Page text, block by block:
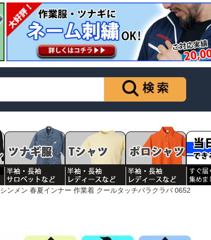
シンメン 春夏インナー 作業着 クールタッチバラクラバ 0652